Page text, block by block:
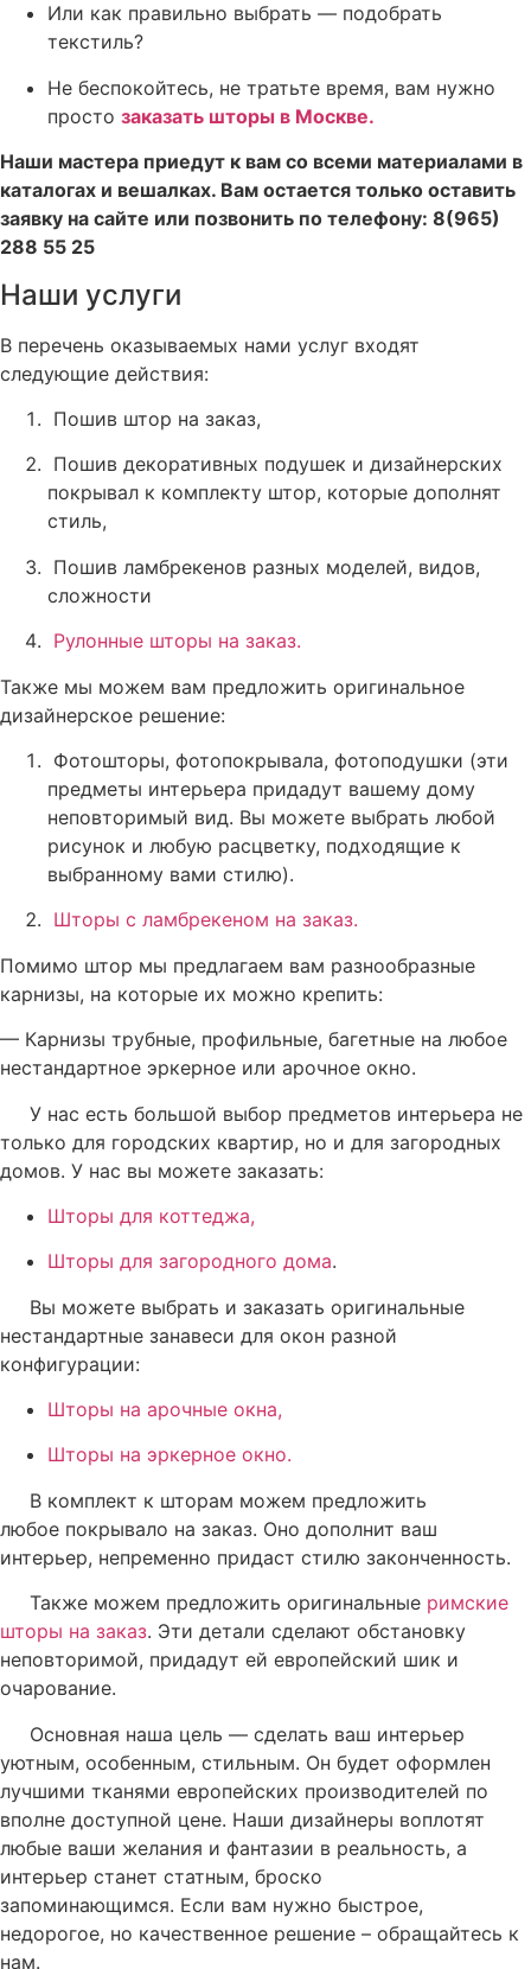
Или как правильно выбрать — подобрать
текстиль?
Не беспокойтесь, не тратьте время, вам нужно
просто заказать шторы в Москве.
Наши мастера приедут к вам со всеми материалами в
каталогах и вешалках. Вам остается только оставить
заявку на сайте или позвонить по телефону: 8(965)
288 55 25
Наши услуги
В перечень оказываемых нами услуг входят
следующие действия:
Пошив штор на заказ,
Пошив декоративных подушек и дизайнерских
покрывал к комплекту штор, которые дополнят
стиль,
Пошив ламбрекенов разных моделей, видов,
сложности
Рулонные шторы на заказ.
Также мы можем вам предложить оригинальное
дизайнерское решение:
Фотошторы, фотопокрывала, фотоподушки (эти
предметы интерьера придадут вашему дому
неповторимый вид. Вы можете выбрать любой
рисунок и любую расцветку, подходящие к
выбранному вами стилю).
Шторы с ламбрекеном на заказ.
Помимо штор мы предлагаем вам разнообразные
карнизы, на которые их можно крепить:
— Карнизы трубные, профильные, багетные на любое
нестандартное эркерное или арочное окно.
У нас есть большой выбор предметов интерьера не
только для городских квартир, но и для загородных
домов. У нас вы можете заказать:
Шторы для коттеджа,
Шторы для загородного дома.
Вы можете выбрать и заказать оригинальные
нестандартные занавеси для окон разной
конфигурации:
Шторы на арочные окна,
Шторы на эркерное окно.
В комплект к шторам можем предложить
любое покрывало на заказ. Оно дополнит ваш
интерьер, непременно придаст стилю законченность.
Также можем предложить оригинальные римские
шторы на заказ. Эти детали сделают обстановку
неповторимой, придадут ей европейский шик и
очарование.
Основная наша цель — сделать ваш интерьер
уютным, особенным, стильным. Он будет оформлен
лучшими тканями европейских производителей по
вполне доступной цене. Наши дизайнеры воплотят
любые ваши желания и фантазии в реальность, а
интерьер станет статным, броско
запоминающимся. Если вам нужно быстрое,
недорогое, но качественное решение – обращайтесь к
нам.